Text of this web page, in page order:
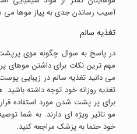
آسیب رساندن جدی به پیاز موها می
تغذیه سالم
در پاسخ به سوال چگونه موی
مهم ترین نکات برای داشتن موهای
می دانید تغذیه سالم در زیبایی
تغذیه روزانه خود توجه داشته
برای پر پشت شدن مورد استفاده
مو تاثیر ویژه ای دارند. به شما
خود حتما به پزشک مراجعه کنید.